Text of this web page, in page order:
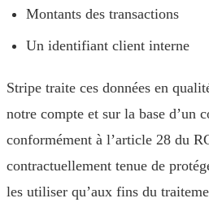
Montants des transactions
Un identifiant client interne
Stripe traite ces données en
notre compte et sur la base d’un
conformément à l’article 28 du
contractuellement tenue de
les utiliser qu’aux fins du